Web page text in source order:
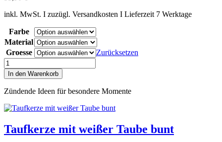
inkl. MwSt. I zuzügl. Versandkosten I Lieferzeit 7 Werktage
Farbe
Material
Groesse
Zurücksetzen
Taufkerze
Lebensbaum
Pasching
Variant
Menge
In den Warenkorb
Zündende Ideen für besondere Momente
Taufkerze mit weißer Taube bunt